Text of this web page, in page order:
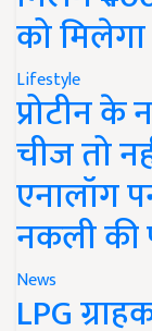
को
Lifestyle
प्रोटीन
चीज तो
एनालॉग
नकली की
News
LPG